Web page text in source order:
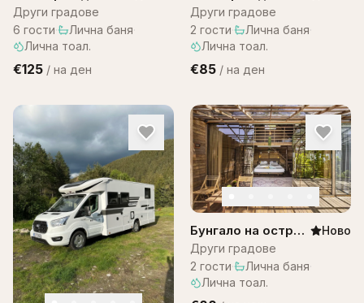
– Citroen
Campervan
Други градове
6 гости· Лична баня·
Лична тоал.
€125 / на ден
за двама
Други градове
2 гости· Лична баня·
Лична тоал.
€85 / на ден
Бунгало на остров
Бали -Bungalow
Bali WOW! A1
Ново
Други градове
2 гости· Лична баня·
Лична тоал.